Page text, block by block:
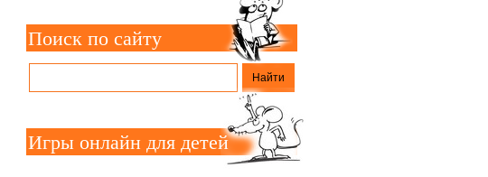
Поиск по сайту
Игры онлайн для детей